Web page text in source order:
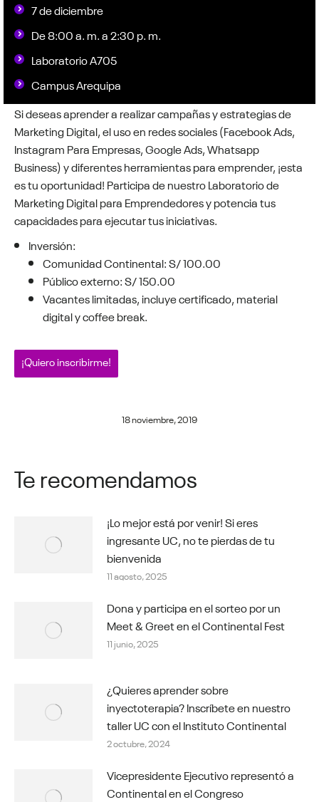
7 de diciembre
De 8:00 a. m. a 2:30 p. m.
Laboratorio A705
Campus Arequipa
Si deseas aprender a realizar campañas y estrategias de
Marketing Digital, el uso en redes sociales (Facebook Ads,
Instagram Para Empresas, Google Ads, Whatsapp
Business) y diferentes herramientas para emprender, ¡esta
es tu oportunidad! Participa de nuestro Laboratorio de
Marketing Digital para Emprendedores y potencia tus
capacidades para ejecutar tus iniciativas.
Inversión:
Comunidad Continental: S/ 100.00
Público externo: S/ 150.00
Vacantes limitadas, incluye certificado, material
digital y coffee break.
¡Quiero inscribirme!
18 noviembre, 2019
Te recomendamos
¡Lo mejor está por venir! Si eres
ingresante UC, no te pierdas de tu
bienvenida
11 agosto, 2025
Dona y participa en el sorteo por un
Meet & Greet en el Continental Fest
11 junio, 2025
¿Quieres aprender sobre
inyectoterapia? Inscríbete en nuestro
taller UC con el Instituto Continental
2 octubre, 2024
Vicepresidente Ejecutivo representó a
Continental en el Congreso